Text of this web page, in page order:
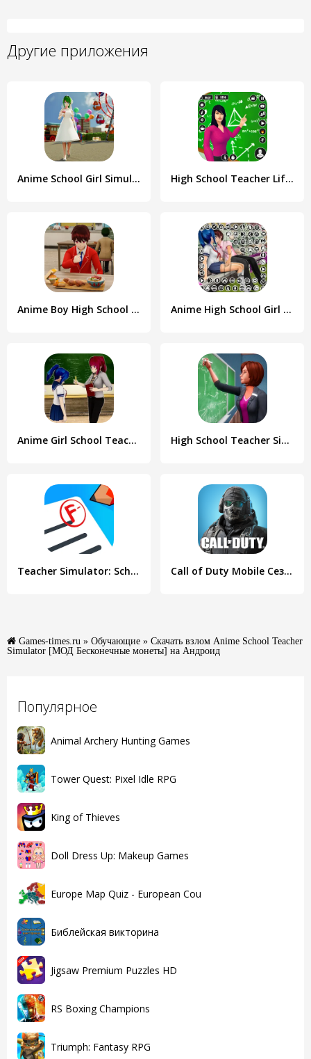
Популярное
Animal Archery Hunting Games
Tower Quest: Pixel Idle RPG
King of Thieves
Doll Dress Up: Makeup Games
Europe Map Quiz - European Cou
Библейская викторина
Jigsaw Premium Puzzles HD
RS Boxing Champions
Triumph: Fantasy RPG
Другие приложения
Anime School Girl Simulator 3D High School Teacher Life Game
Anime Boy High School Life 3d Anime High School Girl Life 24
Anime Girl School Teacher 3D High School Teacher Simulator
Teacher Simulator: School Days Call of Duty Mobile Сезон 5
Games-times.ru » Обучающие » Скачать взлом Anime School Teacher
Simulator [МОД Бесконечные монеты] на Андроид